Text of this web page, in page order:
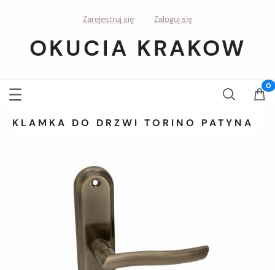
Zarejestruj się Zaloguj się
OKUCIA KRAKOW
KLAMKA DO DRZWI TORINO PATYNA